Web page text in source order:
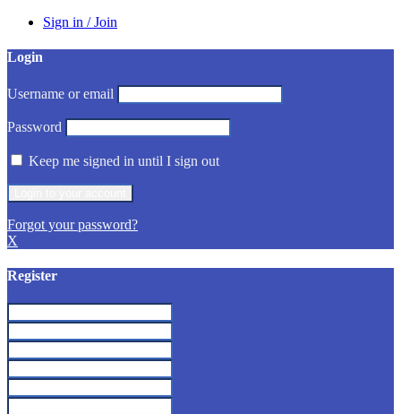
Sign in / Join
Login
Username or email
Password
Keep me signed in until I sign out
Forgot your password?
X
Register